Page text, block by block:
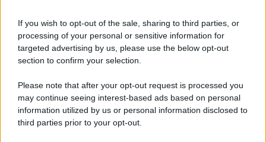
If you wish to opt-out of the sale, sharing to third parties, or
processing of your personal or sensitive information for
targeted advertising by us, please use the below opt-out
section to confirm your selection.
Please note that after your opt-out request is processed you
may continue seeing interest-based ads based on personal
information utilized by us or personal information disclosed to
third parties prior to your opt-out.